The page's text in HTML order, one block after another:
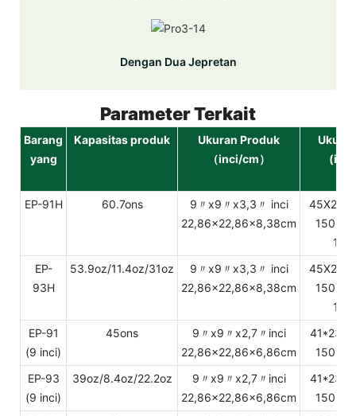
Dengan Dua Jepretan
Parameter Terkait
Barang
yang
Kapasitas produk
Ukuran Produk
（inci/cm）
EP-91H 60.7ons
9〃x9〃x3,3〃 inci
22,86x22,86x8,38cm
150
EP-
93H
53.9oz/11.4oz/31oz
9〃x9〃x3,3〃 inci
22,86x22,86x8,38cm
150
EP-91
(9 inci)
45ons
9〃x9〃x2,7〃inci
22,86x22,86x6,86cm
150
EP-93
(9 inci)
39oz/8.4oz/22.2oz
9〃x9〃x2,7〃inci
22,86x22,86x6,86cm
150